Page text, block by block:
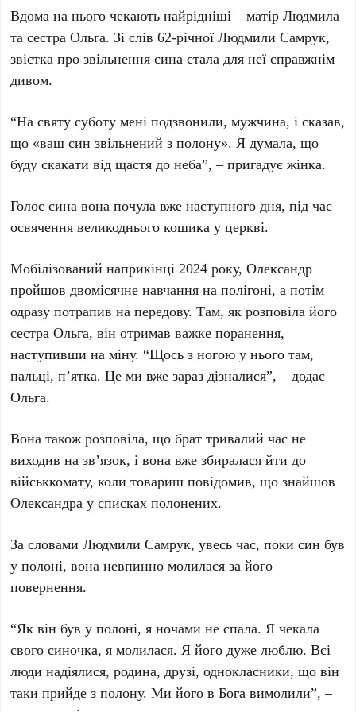
Вдома на нього чекають найрідніші – матір Людмила
та сестра Ольга. Зі слів 62-річної Людмили Самрук,
звістка про звільнення сина стала для неї справжнім
дивом.
“На святу суботу мені подзвонили, мужчина, і сказав,
що «ваш син звільнений з полону». Я думала, що
буду скакати від щастя до неба”, – пригадує жінка.
Голос сина вона почула вже наступного дня, під час
освячення великоднього кошика у церкві.
Мобілізований наприкінці 2024 року, Олександр
пройшов двомісячне навчання на полігоні, а потім
одразу потрапив на передову. Там, як розповіла його
сестра Ольга, він отримав важке поранення,
наступивши на міну. “Щось з ногою у нього там,
пальці, п’ятка. Це ми вже зараз дізналися”, – додає
Ольга.
Вона також розповіла, що брат тривалий час не
виходив на зв’язок, і вона вже збиралася йти до
військкомату, коли товариш повідомив, що знайшов
Олександра у списках полонених.
За словами Людмили Самрук, увесь час, поки син був
у полоні, вона невпинно молилася за його
повернення.
“Як він був у полоні, я ночами не спала. Я чекала
свого синочка, я молилася. Я його дуже люблю. Всі
люди надіялися, родина, друзі, однокласники, що він
таки прийде з полону. Ми його в Бога вимолили”, –